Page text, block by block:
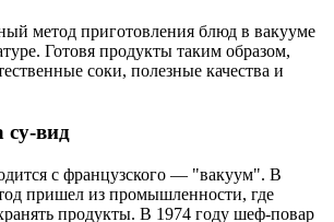
метод приготовления блюд в вакууме
Готовя продукты таким образом,
соки, полезные качества и
су-вид
с французского — "вакуум". В
пришел из промышленности, где
продукты. В 1974 году шеф-повар